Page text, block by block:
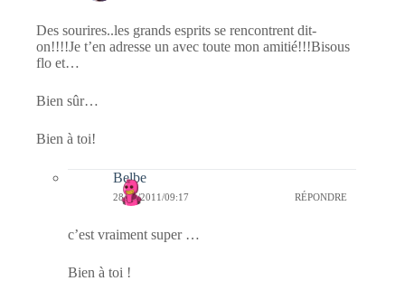
Des sourires..les grands esprits se rencontrent dit-
on!!!!Je t’en adresse un avec toute mon amitié!!!Bisous
flo et…
Bien sûr…
Bien à toi!
Belbe
28/01/2011/09:17 RÉPONDRE
c’est vraiment super …
Bien à toi !